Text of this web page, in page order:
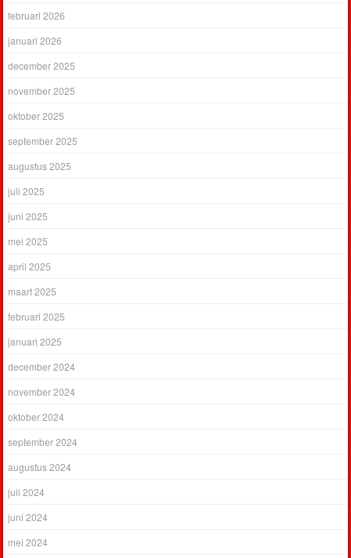
februari 2026
januari 2026
december 2025
november 2025
oktober 2025
september 2025
augustus 2025
juli 2025
juni 2025
mei 2025
april 2025
maart 2025
februari 2025
januari 2025
december 2024
november 2024
oktober 2024
september 2024
augustus 2024
juli 2024
juni 2024
mei 2024